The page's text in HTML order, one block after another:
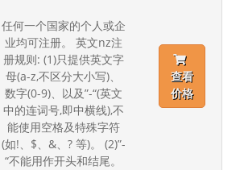
任何一个国家的个人或企
业均可注册。 英文nz注
册规则: (1)只提供英文字
母(a-z,不区分大小写)、
数字(0-9)、以及”-“(英文
中的连词号,即中横线),不
能使用空格及特殊字符
(如!、$、&、? 等)。 (2)”-
“不能用作开头和结尾。
查看
价格